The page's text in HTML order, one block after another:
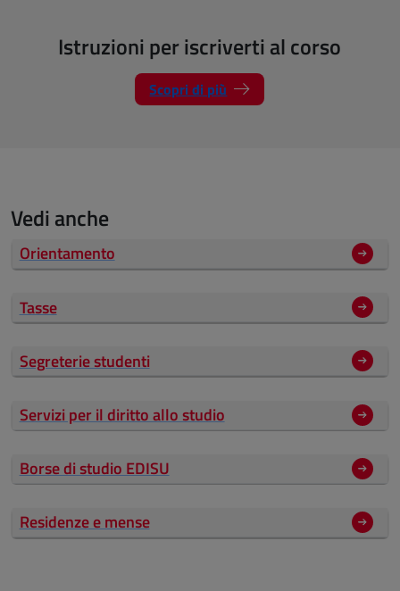
Istruzioni per iscriverti al corso
Scopri di più
Vedi anche
Orientamento
Tasse
Segreterie studenti
Servizi per il diritto allo studio
Borse di studio EDISU
Residenze e mense